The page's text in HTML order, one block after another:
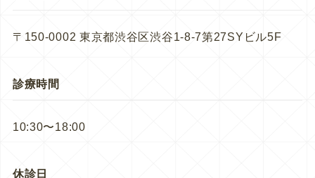
〒150-0002 東京都渋谷区渋谷1-8-7第27SYビル5F
診療時間
10:30〜18:00
休診日